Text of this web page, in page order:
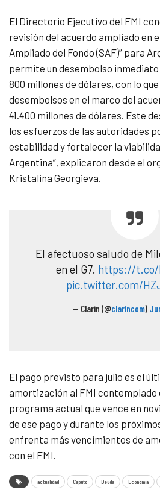
El Directorio Ejecutivo del FMI
revisión del acuerdo ampliado en
Ampliado del Fondo (SAF)” para
permite un desembolso
800 millones de dólares, con lo
desembolsos en el marco del
41.400 millones de dólares. Este
los esfuerzos de las autoridades
estabilidad y fortalecer la
Argentina”, explicaron desde el
Kristalina Georgieva.
El afectuoso saludo de
en el G7. https://
pic.twitter.com/
— Clarín (@clarincom)
El pago previsto para julio es el
amortización al FMI contemplado
programa actual que vence en
de ese pago y durante los
enfrenta más vencimientos de
con el FMI.
actualidad Caputo Deuda Economia